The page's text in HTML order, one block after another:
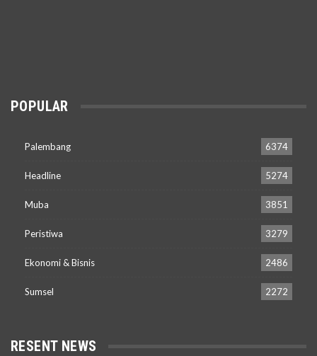
POPULAR
Palembang 6374
Headline 5274
Muba 3851
Peristiwa 3279
Ekonomi & Bisnis 2486
Sumsel 2272
RESENT NEWS